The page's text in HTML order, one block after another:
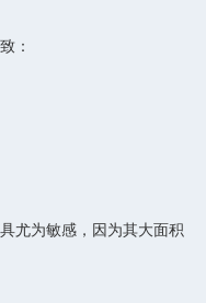
：
尤为敏感，因为其大面积